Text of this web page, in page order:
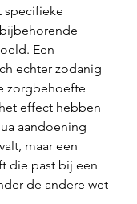
specifieke
Een
echter zodanig
zorgbehoefte
effect hebben
aandoening
maar een
die past bij een
de andere wet